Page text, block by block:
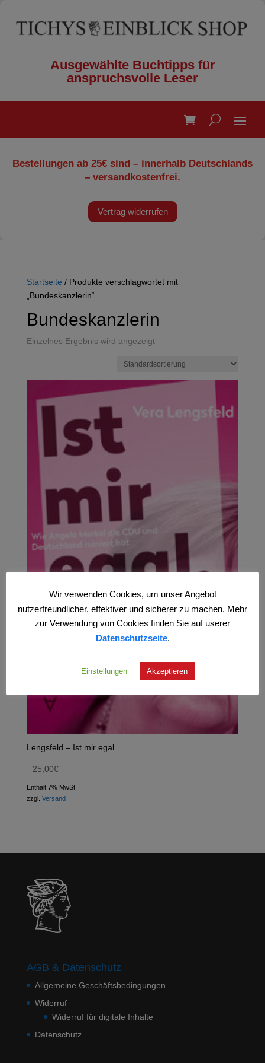
Ausgewählte Buchtipps für
anspruchsvolle Leser
Bestellungen ab 25€ sind – innerhalb Deutschlands
– versandkostenfrei.
Vertrag widerrufen
Startseite / Produkte verschlagwortet mit
„Bundeskanzlerin“
Bundeskanzlerin
Einzelnes Ergebnis wird angezeigt
Lengsfeld – Ist mir egal
25,00€
Enthält 7% MwSt.
zzgl. Versand
AGB & Datenschutz
Allgemeine Geschäftsbedingungen
Widerruf
Widerruf für digitale Inhalte
Datenschutz
Wir verwenden Cookies, um unser Angebot
nutzerfreundlicher, effektiver und sicherer zu machen. Mehr
zur Verwendung von Cookies finden Sie auf userer
Datenschutzseite.
Einstellungen Akzeptieren